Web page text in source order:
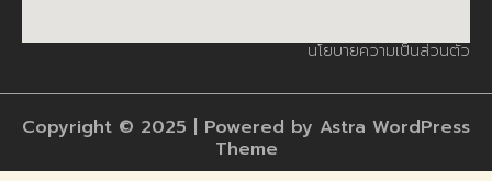
นโยบายความเป็นส่วนตัว
Copyright © 2025 | Powered by Astra WordPress
Theme